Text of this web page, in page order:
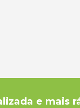
e mais